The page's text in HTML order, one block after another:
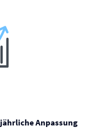
jährliche Anpassung